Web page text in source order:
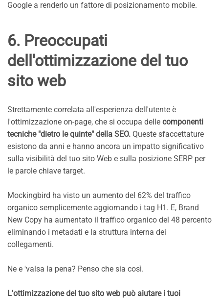
Google a renderlo un fattore di posizionamento mobile.
6. Preoccupati
dell'ottimizzazione del tuo
sito web
Strettamente correlata all'esperienza dell'utente è
l'ottimizzazione on-page, che si occupa delle componenti
tecniche "dietro le quinte" della SEO. Queste sfaccettature
esistono da anni e hanno ancora un impatto significativo
sulla visibilità del tuo sito Web e sulla posizione SERP per
le parole chiave target.
Mockingbird ha visto un aumento del 62% del traffico
organico semplicemente aggiornando i tag H1. E, Brand
New Copy ha aumentato il traffico organico del 48 percento
eliminando i metadati e la struttura interna dei
collegamenti.
Ne e 'valsa la pena? Penso che sia così.
L'ottimizzazione del tuo sito web può aiutare i tuoi